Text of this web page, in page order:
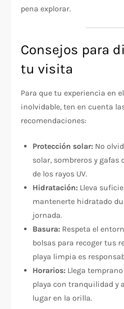
pena explorar.
Consejos para
tu visita
Para que tu experiencia en
inolvidable, ten en cuenta
recomendaciones:
Protección solar: No
solar, sombreros y gafas
de los rayos UV.
Hidratación: Lleva
mantenerte hidratado
jornada.
Basura: Respeta el
bolsas para recoger tus
playa limpia es
Horarios: Llega
playa con tranquilidad y
lugar en la orilla.